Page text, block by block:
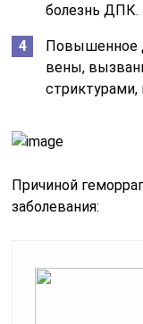
болезнь ДПК.
Повышенное
вены,
стриктурами,
Причиной
заболевания: